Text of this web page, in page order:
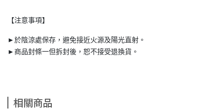
【注意事項】
►於陰涼處保存，避免接近火源及陽光直射。
►商品封條一但拆封後，恕不接受退換貨。
相關商品